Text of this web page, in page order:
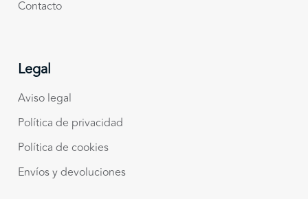
Contacto
Legal
Aviso legal
Política de privacidad
Política de cookies
Envíos y devoluciones